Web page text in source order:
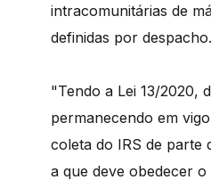
intracomunitárias de
definidas por despacho.
"Tendo a Lei 13/2020,
permanecendo em
coleta do IRS de parte
a que deve obedecer